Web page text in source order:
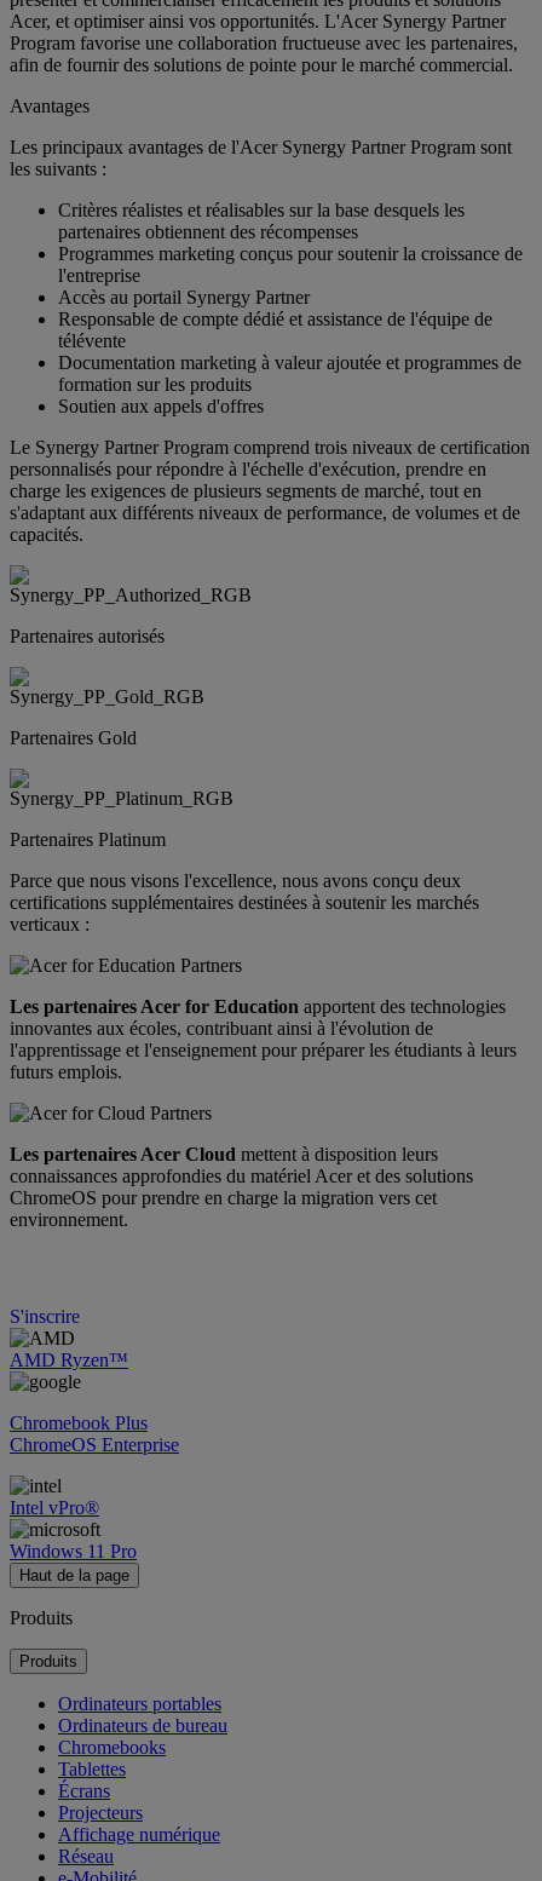
Acer, et optimiser ainsi vos opportunités. L'Acer Synergy Partner
Program favorise une collaboration fructueuse avec les partenaires,
afin de fournir des solutions de pointe pour le marché commercial.
Avantages
Les principaux avantages de l'Acer Synergy Partner Program sont
les suivants :
Critères réalistes et réalisables sur la base desquels les
partenaires obtiennent des récompenses
Programmes marketing conçus pour soutenir la croissance de
l'entreprise
Accès au portail Synergy Partner
Responsable de compte dédié et assistance de l'équipe de
télévente
Documentation marketing à valeur ajoutée et programmes de
formation sur les produits
Soutien aux appels d'offres
Le Synergy Partner Program comprend trois niveaux de certification
personnalisés pour répondre à l'échelle d'exécution, prendre en
charge les exigences de plusieurs segments de marché, tout en
s'adaptant aux différents niveaux de performance, de volumes et de
capacités.
Partenaires autorisés
Partenaires Gold
Partenaires Platinum
Parce que nous visons l'excellence, nous avons conçu deux
certifications supplémentaires destinées à soutenir les marchés
verticaux :
Les partenaires Acer for Education apportent des technologies
innovantes aux écoles, contribuant ainsi à l'évolution de
l'apprentissage et l'enseignement pour préparer les étudiants à leurs
futurs emplois.
Les partenaires Acer Cloud mettent à disposition leurs
connaissances approfondies du matériel Acer et des solutions
ChromeOS pour prendre en charge la migration vers cet
environnement.
S'inscrire
AMD Ryzen™
Chromebook Plus
ChromeOS Enterprise
Intel vPro®
Windows 11 Pro
Haut de la page
Produits
Produits
Ordinateurs portables
Ordinateurs de bureau
Chromebooks
Tablettes
Écrans
Projecteurs
Affichage numérique
Réseau